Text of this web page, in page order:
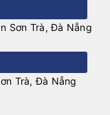
Sơn Trà, Đà Nẵng
Trà, Đà Nẵng